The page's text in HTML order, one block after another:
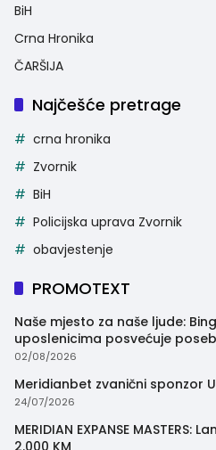
BiH
Crna Hronika
ČARŠIJA
Najčešće pretrage
crna hronika
Zvornik
BiH
Policijska uprava Zvornik
obavjestenje
PROMOTEXT
Naše mjesto za naše ljude:
uposlenicima posvećuje
trenutak
02/08/2026
Meridianbet zvanični sponzor
24/07/2026
MERIDIAN EXPANSE
2.000 KM